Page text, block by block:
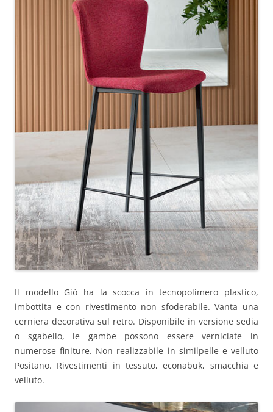
Il modello Giò ha la scocca in tecnopolimero plastico,
imbottita e con rivestimento non sfoderabile. Vanta una
cerniera decorativa sul retro. Disponibile in versione sedia
o sgabello, le gambe possono essere verniciate in
numerose finiture. Non realizzabile in similpelle e velluto
Positano. Rivestimenti in tessuto, econabuk, smacchia e
velluto.